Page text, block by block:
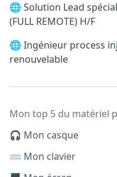
🌐 Solution Lead
(FULL REMOTE) H/F
🌐 Ingénieur process
renouvelable
Mon top 5 du matériel
🎧 Mon casque
⌨️ Mon clavier